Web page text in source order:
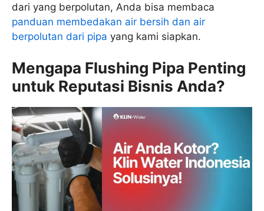
dari yang berpolutan, Anda bisa membaca
panduan membedakan air bersih dan air
berpolutan dari pipa yang kami siapkan.
Mengapa Flushing Pipa Penting
untuk Reputasi Bisnis Anda?